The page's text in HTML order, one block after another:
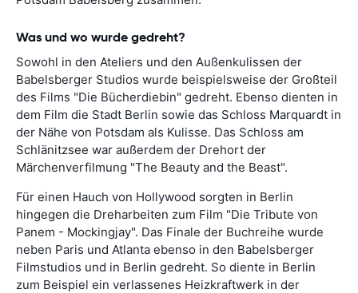
Was und wo wurde gedreht?
Sowohl in den Ateliers und den Außenkulissen der
Babelsberger Studios wurde beispielsweise der Großteil
des Films "Die Bücherdiebin" gedreht. Ebenso dienten in
dem Film die Stadt Berlin sowie das Schloss Marquardt in
der Nähe von Potsdam als Kulisse. Das Schloss am
Schlänitzsee war außerdem der Drehort der
Märchenverfilmung "The Beauty and the Beast".
Für einen Hauch von Hollywood sorgten in Berlin
hingegen die Dreharbeiten zum Film "Die Tribute von
Panem - Mockingjay". Das Finale der Buchreihe wurde
neben Paris und Atlanta ebenso in den Babelsberger
Filmstudios und in Berlin gedreht. So diente in Berlin
zum Beispiel ein verlassenes Heizkraftwerk in der